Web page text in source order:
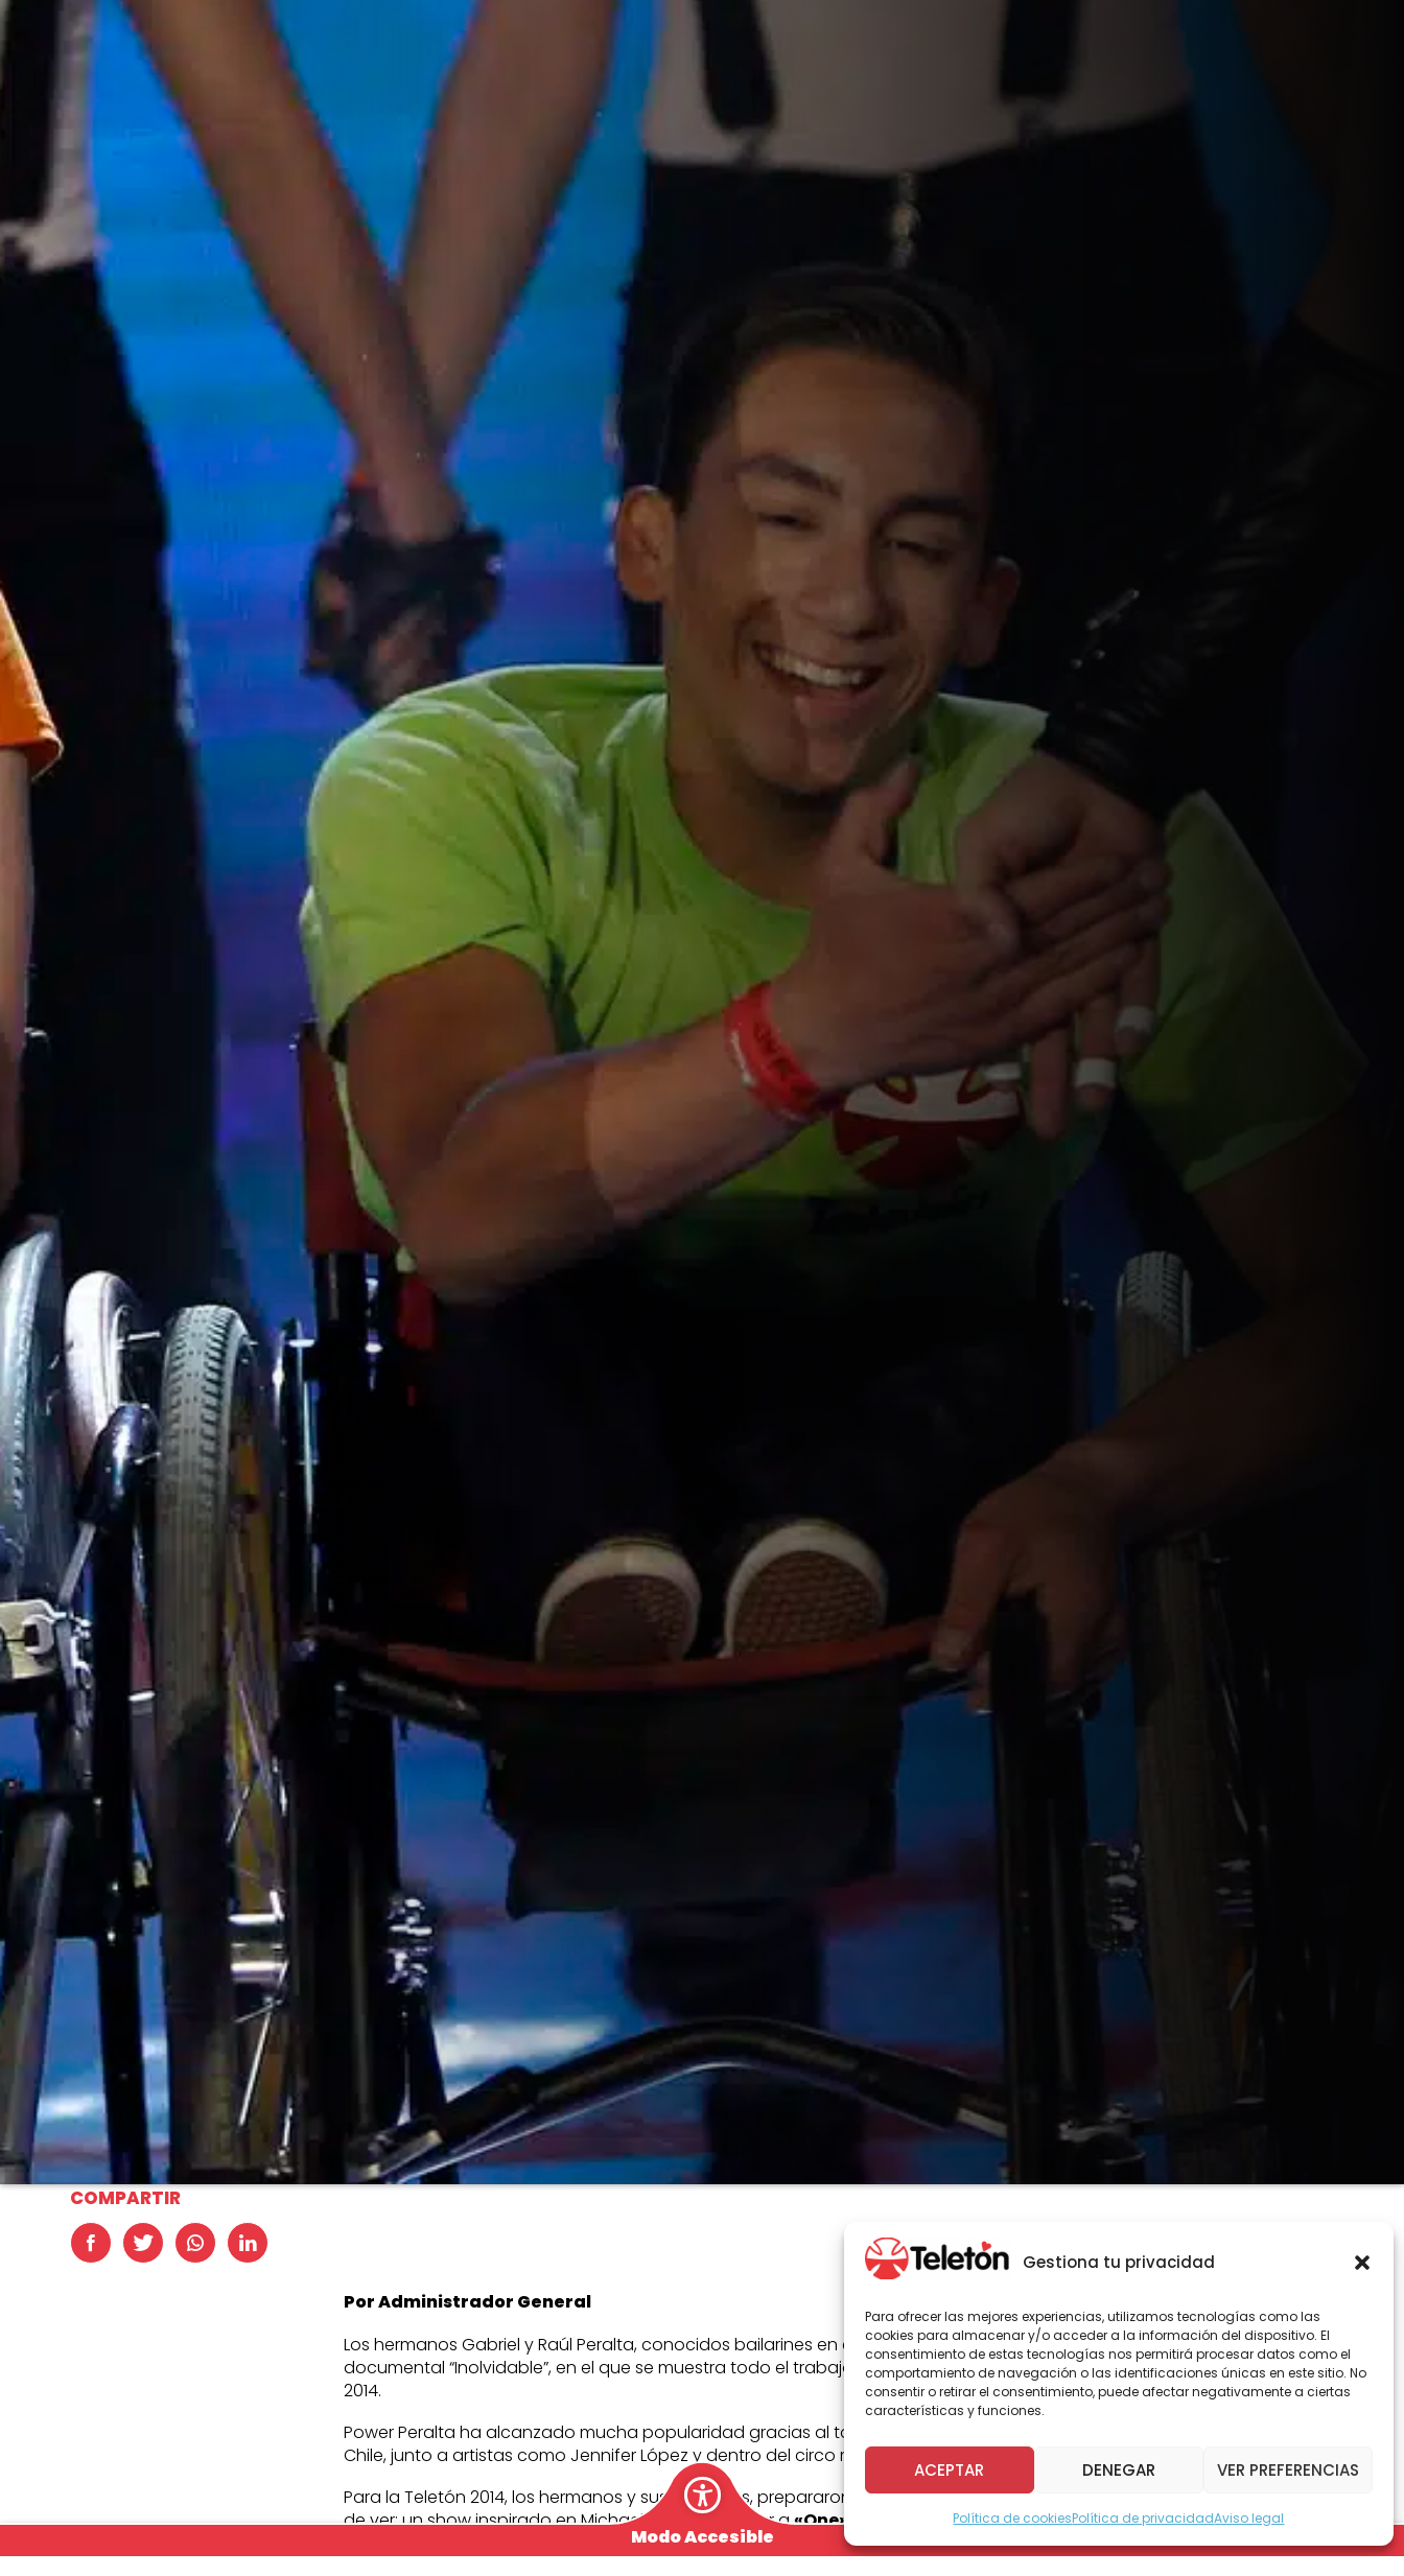
Gestiona tu privacidad
Para ofrecer las mejores experiencias, utilizamos tecnologías como las
cookies para almacenar y/o acceder a la información del dispositivo. El
consentimiento de estas tecnologías nos permitirá procesar datos como el
comportamiento de navegación o las identificaciones únicas en este sitio. No
consentir o retirar el consentimiento, puede afectar negativamente a ciertas
características y funciones.
ACEPTAR DENEGAR VER PREFERENCIAS
Política de cookiesPolítica de privacidadAviso legal
COMPARTIR
Por Administrador General
Los hermanos Gabriel y Raúl Peralta, conocidos bailarines en el medio artistico como “Power Peralta”, lanzaron el
documental “Inolvidable”, en el que se muestra todo el trabajo que realizaron para su presentación durante la Teletón
2014.
Power Peralta ha alcanzado mucha popularidad gracias al talento y a incalculabes trabajos realizados fuera de
Chile, junto a artistas como Jennifer López y dentro del circo más importante del mundo, el Cirque Du Soleil.
Para la Teletón 2014, los hermanos y sus bailarines, prepararon un número que pocos habían tenido la oportunidad
de ver: un show inspirado en Michael Jackson, similar a«One»
, espectáculo realizado por los bailarines durante su
permanencia junto a la compañía canadiense y que se presentó por poco más de un año en Las Vegas (EE.UU).
Modo Accesible